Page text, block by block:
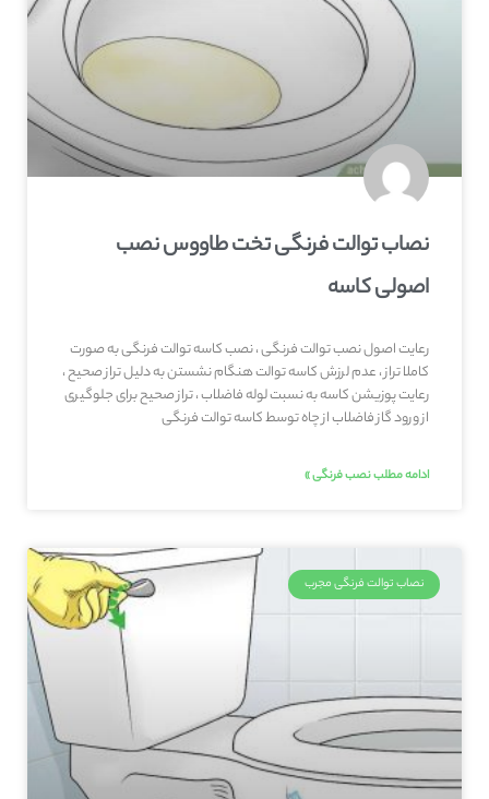
نصاب توالت فرنگی تخت طاووس نصب
اصولی کاسه
رعایت اصول نصب توالت فرنگی ، نصب کاسه توالت فرنگی به صورت
کاملا تراز ، عدم لرزش کاسه توالت هنگام نشستن به دلیل تراز صحیح ،
رعایت پوزیشن کاسه به نسبت لوله فاضلاب ، تراز صحیح برای جلوگیری
از ورود گاز فاضلاب از چاه توسط کاسه توالت فرنگی
ادامه مطلب نصب فرنگی »
نصاب توالت فرنگی مجرب